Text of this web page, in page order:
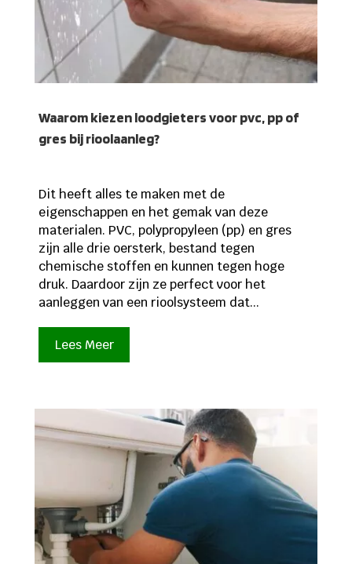
Waarom kiezen loodgieters voor pvc, pp of
gres bij rioolaanleg?
Dit heeft alles te maken met de
eigenschappen en het gemak van deze
materialen. PVC, polypropyleen (pp) en gres
zijn alle drie oersterk, bestand tegen
chemische stoffen en kunnen tegen hoge
druk. Daardoor zijn ze perfect voor het
aanleggen van een rioolsysteem dat...
Lees Meer